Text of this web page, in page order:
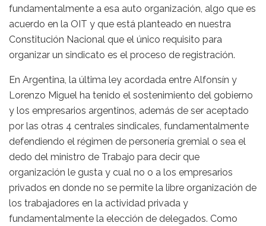
fundamentalmente a esa auto organización, algo que es
acuerdo en la OIT y que está planteado en nuestra
Constitución Nacional que el único requisito para
organizar un sindicato es el proceso de registración.
En Argentina, la última ley acordada entre Alfonsín y
Lorenzo Miguel ha tenido el sostenimiento del gobierno
y los empresarios argentinos, además de ser aceptado
por las otras 4 centrales sindicales, fundamentalmente
defendiendo el régimen de personería gremial o sea el
dedo del ministro de Trabajo para decir que
organización le gusta y cual no o a los empresarios
privados en donde no se permite la libre organización de
los trabajadores en la actividad privada y
fundamentalmente la elección de delegados. Como